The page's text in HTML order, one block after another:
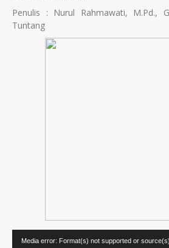
Penulis : Nurul Rahmawati, M.Pd.,
Tuntang
Pemutar
Media error: Format(s) not supported or